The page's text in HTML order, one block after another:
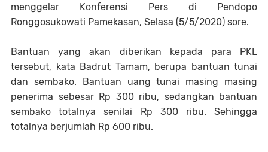
menggelar Konferensi Pers di Pendopo
Ronggosukowati Pamekasan, Selasa (5/5/2020) sore.
Bantuan yang akan diberikan kepada para PKL
tersebut, kata Badrut Tamam, berupa bantuan tunai
dan sembako. Bantuan uang tunai masing masing
penerima sebesar Rp 300 ribu, sedangkan bantuan
sembako totalnya senilai Rp 300 ribu. Sehingga
totalnya berjumlah Rp 600 ribu.